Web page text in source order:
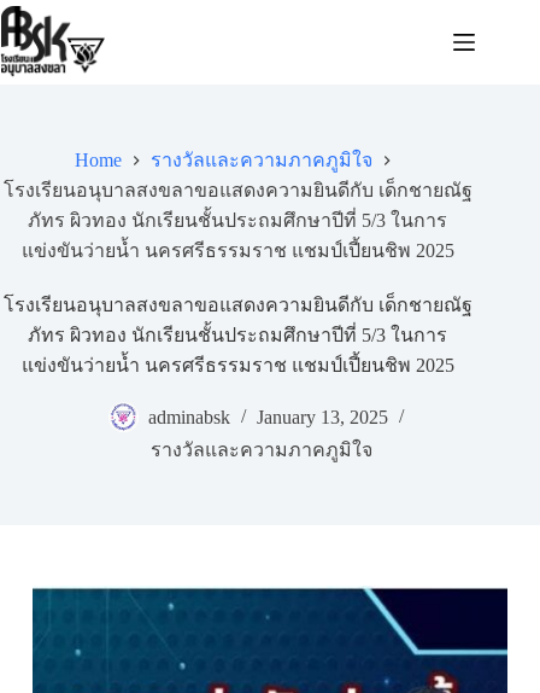
Home
รางวัลและความภาคภูมิใจ
โรงเรียนอนุบาลสงขลาขอแสดงความยินดีกับ เด็กชายณัฐ
ภัทร ผิวทอง นักเรียนชั้นประถมศึกษาปีที่ 5/3 ในการ
แข่งขันว่ายน้ำ นครศรีธรรมราช แชมป์เปี้ยนชิพ 2025
โรงเรียนอนุบาลสงขลาขอแสดงความยินดีกับ เด็กชายณัฐ
ภัทร ผิวทอง นักเรียนชั้นประถมศึกษาปีที่ 5/3 ในการ
แข่งขันว่ายน้ำ นครศรีธรรมราช แชมป์เปี้ยนชิพ 2025
adminabsk
January 13, 2025
รางวัลและความภาคภูมิใจ